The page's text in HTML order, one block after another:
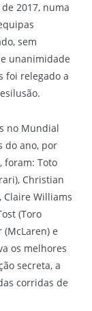
2017, numa
sem
unanimidade
foi relegado a
no Mundial
do ano, por
foram: Toto
Christian
Claire Williams
(Toro
(McLaren) e
os melhores
secreta, a
corridas de